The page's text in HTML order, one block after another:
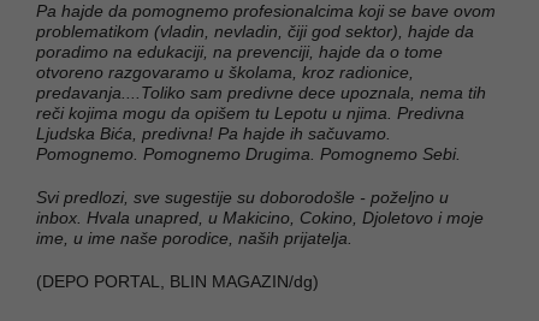
Pa hajde da pomognemo profesionalcima koji se bave ovom
problematikom (vladin, nevladin, čiji god sektor), hajde da
poradimo na edukaciji, na prevenciji, hajde da o tome
otvoreno razgovaramo u školama, kroz radionice,
predavanja....Toliko sam predivne dece upoznala, nema tih
reči kojima mogu da opišem tu Lepotu u njima. Predivna
Ljudska Bića, predivna! Pa hajde ih sačuvamo.
Pomognemo. Pomognemo Drugima. Pomognemo Sebi.
Svi predlozi, sve sugestije su doborodošle - poželjno u
inbox. Hvala unapred, u Makicino, Cokino, Djoletovo i moje
ime, u ime naše porodice, naših prijatelja.
(DEPO PORTAL, BLIN MAGAZIN/dg)